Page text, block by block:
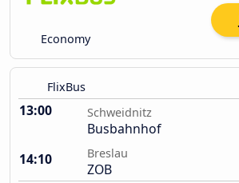
Economy
FlixBus
13:00 Schweidnitz
Busbahnhof
14:10
Breslau
ZOB